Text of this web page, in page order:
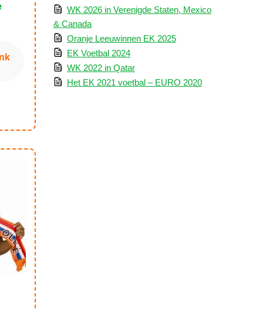
WK 2026 in Verenigde Staten, Mexico
& Canada
Oranje Leeuwinnen EK 2025
EK Voetbal 2024
WK 2022 in Qatar
Het EK 2021 voetbal – EURO 2020